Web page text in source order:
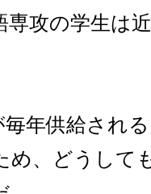
攻の学生は
毎年供給され
め、どうして